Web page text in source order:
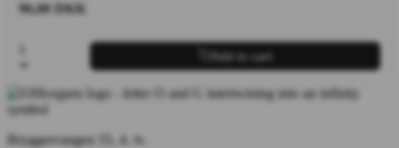
96,00 DKK
Add to cart
Bryggervangen 55, 4. tv.